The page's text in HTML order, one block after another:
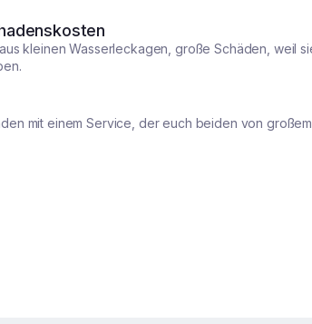
kleinen Wasserleckagen, große Schäden, weil
mit einem Service, der euch beiden von großem